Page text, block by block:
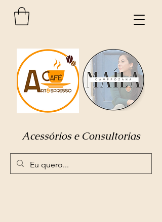
Acessórios e Consultorias